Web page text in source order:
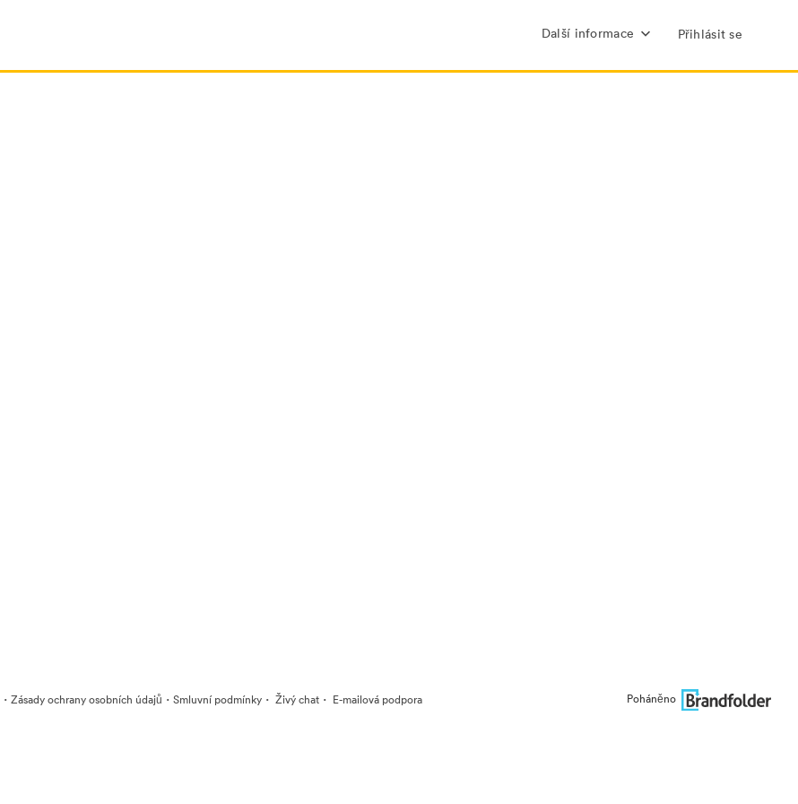
Další informace Přihlásit se
· Zásady ochrany osobních údajů · Smluvní podmínky · Živý chat · E-mailová podpora Poháněno